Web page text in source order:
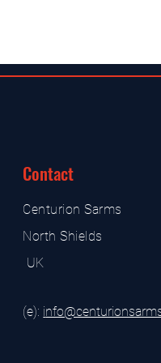
Contact
Centurion Sarms
North Shields
UK
(e): i